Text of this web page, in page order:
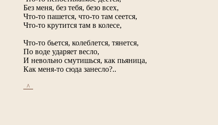
Без меня, без тебя, безо всех,
Что-то пашется, что-то там сеется,
Что-то крутится там в колесе,
Что-то бьется, колеблется, тянется,
По воде ударяет весло,
И невольно смутишься, как пьяница,
Как меня-то сюда занесло?..
_^_